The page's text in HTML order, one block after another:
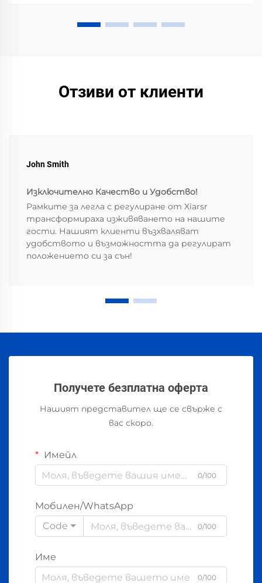
Отзиви от клиенти
John Smith
Изключително Качество и Удобство!
Рамките за легла с регулиране от Xiarsr
трансформираха изживяването на нашите
гости. Нашият клиенти възхваляват
удобството и възможността да регулират
положението си за сън!
Получете безплатна оферта
Нашият представител ще се свърже с
вас скоро.
Имейл
0/100
Мобилен/WhatsApp
Code
0/100
Име
0/100